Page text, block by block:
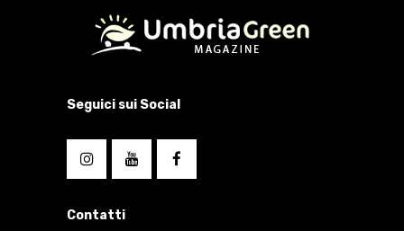
Seguici sui Social
Contatti